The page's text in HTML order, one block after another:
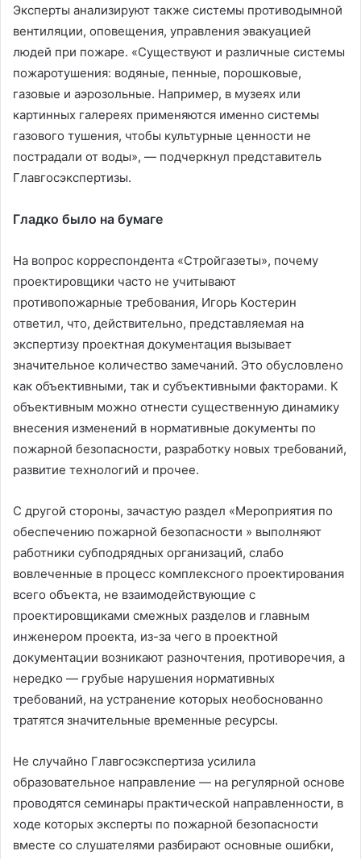
Эксперты анализируют также системы противодымной
вентиляции, оповещения, управления эвакуацией
людей при пожаре. «Существуют и различные системы
пожаротушения: водяные, пенные, порошковые,
газовые и аэрозольные. Например, в музеях или
картинных галереях применяются именно системы
газового тушения, чтобы культурные ценности не
пострадали от воды», — подчеркнул представитель
Главгосэкспертизы.
Гладко было на бумаге
На вопрос корреспондента «Стройгазеты», почему
проектировщики часто не учитывают
противопожарные требования, Игорь Костерин
ответил, что, действительно, представляемая на
экспертизу проектная документация вызывает
значительное количество замечаний. Это обусловлено
как объективными, так и субъективными факторами. К
объективным можно отнести существенную динамику
внесения изменений в нормативные документы по
пожарной безопасности, разработку новых требований,
развитие технологий и прочее.
С другой стороны, зачастую раздел «Мероприятия по
обеспечению пожарной безопасности » выполняют
работники субподрядных организаций, слабо
вовлеченные в процесс комплексного проектирования
всего объекта, не взаимодействующие с
проектировщиками смежных разделов и главным
инженером проекта, из-за чего в проектной
документации возникают разночтения, противоречия, а
нередко — грубые нарушения нормативных
требований, на устранение которых необоснованно
тратятся значительные временные ресурсы.
Не случайно Главгосэкспертиза усилила
образовательное направление — на регулярной основе
проводятся семинары практической направленности, в
ходе которых эксперты по пожарной безопасности
вместе со слушателями разбирают основные ошибки,